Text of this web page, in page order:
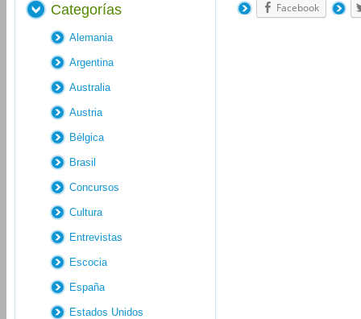
Facebook
Categorías
Alemania
Argentina
Australia
Austria
Bélgica
Brasil
Concursos
Cultura
Entrevistas
Escocia
España
Estados Unidos